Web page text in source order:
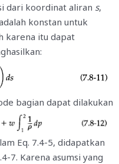
dari koordinat aliran s,
konstan untuk
karena itu dapat
bagian dapat dilakukan
Eq. 7.4-5, didapatkan
7. Karena asumsi yang